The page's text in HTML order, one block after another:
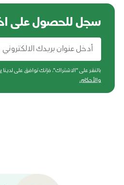
سجل للحصول على اخر
بالنقر على "الاشتراك"، فإنك توافق على لدينا
والأحكام.